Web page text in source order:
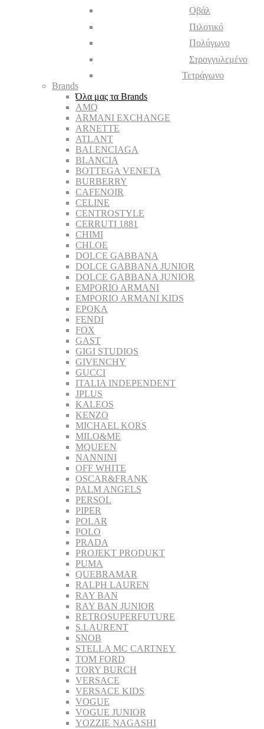
Οβάλ
Πιλοτικό
Πολύγωνο
Στρογγυλεμένο
Τετράγωνο
Brands
Όλα μας τα Brands
AMQ
ARMANI EXCHANGE
ARNETTE
ATLANT
BALENCIAGA
BLANCIA
BOTTEGA VENETA
BURBERRY
CAFENOIR
CELINE
CENTROSTYLE
CERRUTI 1881
CHIMI
CHLOE
DOLCE GABBANA
DOLCE GABBANA JUNIOR
DOLCE GABBANA JUNIOR
EMPORIO ARMANI
EMPORIO ARMANI KIDS
EPOKA
FENDI
FOX
GAST
GIGI STUDIOS
GIVENCHY
GUCCI
ITALIA INDEPENDENT
JPLUS
KALEOS
KENZO
MICHAEL KORS
MILO&ME
MQUEEN
NANNINI
OFF WHITE
OSCAR&FRANK
PALM ANGELS
PERSOL
PIPER
POLAR
POLO
PRADA
PROJEKT PRODUKT
PUMA
QUEBRAMAR
RALPH LAUREN
RAY BAN
RAY BAN JUNIOR
RETROSUPERFUTURE
S.LAURENT
SNOB
STELLA MC CARTNEY
TOM FORD
TORY BURCH
VERSACE
VERSACE KIDS
VOGUE
VOGUE JUNIOR
YOZZIE NAGASHI